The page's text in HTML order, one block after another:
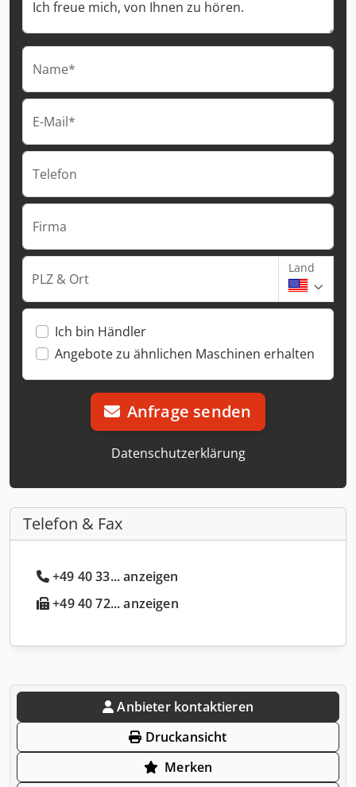
Name*
E-Mail*
Telefon
Firma
PLZ & Ort
Land
Ich bin Händler
Angebote zu ähnlichen Maschinen erhalten
Anfrage senden
Datenschutzerklärung
Telefon & Fax
+49 40 33... anzeigen
+49 40 72... anzeigen
Anbieter kontaktieren
Druckansicht
Merken